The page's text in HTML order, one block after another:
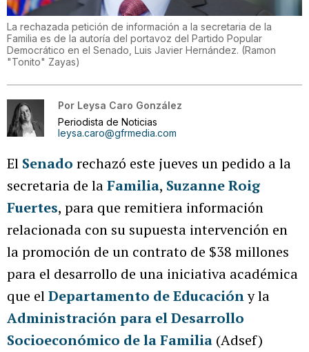
La rechazada petición de información a la secretaria de la
Familia es de la autoría del portavoz del Partido Popular
Democrático en el Senado, Luis Javier Hernández. (Ramon
"Tonito" Zayas)
Por Leysa Caro González
Periodista de Noticias
leysa.caro@gfrmedia.com
El Senado rechazó este jueves un pedido a la
secretaria de laFamilia, Suzanne Roig
Fuertes, para que remitiera información
relacionada con su supuesta intervención en
la promoción de un contrato de $38 millones
para el desarrollo de una iniciativa académica
que elDepartamento de Educacióny la
Administración para el Desarrollo
Socioeconómico de la Familia (Adsef)